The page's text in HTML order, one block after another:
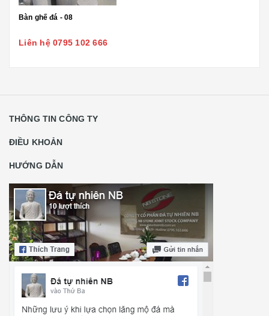
Bàn ghế đá - 08
Liên hệ 0795 102 666
THÔNG TIN CÔNG TY
ĐIỀU KHOẢN
HƯỚNG DẪN